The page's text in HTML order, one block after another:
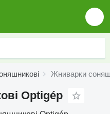
Жниварки
Optigép